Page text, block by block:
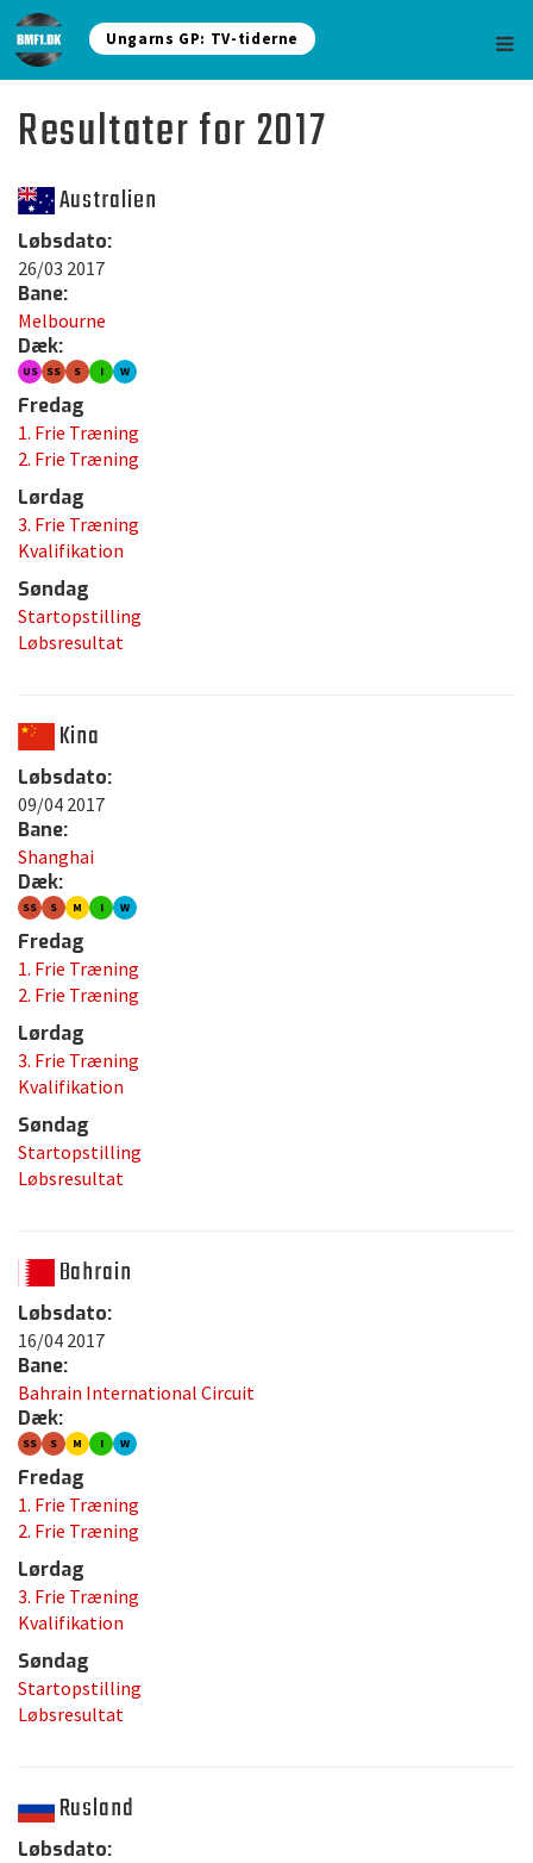
Ungarns GP: TV-tiderne
Resultater for 2017
Australien
Løbsdato:
26/03 2017
Bane:
Melbourne
Dæk:
US SS S I W
Fredag
1. Frie Træning
2. Frie Træning
Lørdag
3. Frie Træning
Kvalifikation
Søndag
Startopstilling
Løbsresultat
Kina
Løbsdato:
09/04 2017
Bane:
Shanghai
Dæk:
SS S M I W
Fredag
1. Frie Træning
2. Frie Træning
Lørdag
3. Frie Træning
Kvalifikation
Søndag
Startopstilling
Løbsresultat
Bahrain
Løbsdato:
16/04 2017
Bane:
Bahrain International Circuit
Dæk:
SS S M I W
Fredag
1. Frie Træning
2. Frie Træning
Lørdag
3. Frie Træning
Kvalifikation
Søndag
Startopstilling
Løbsresultat
Rusland
Løbsdato: